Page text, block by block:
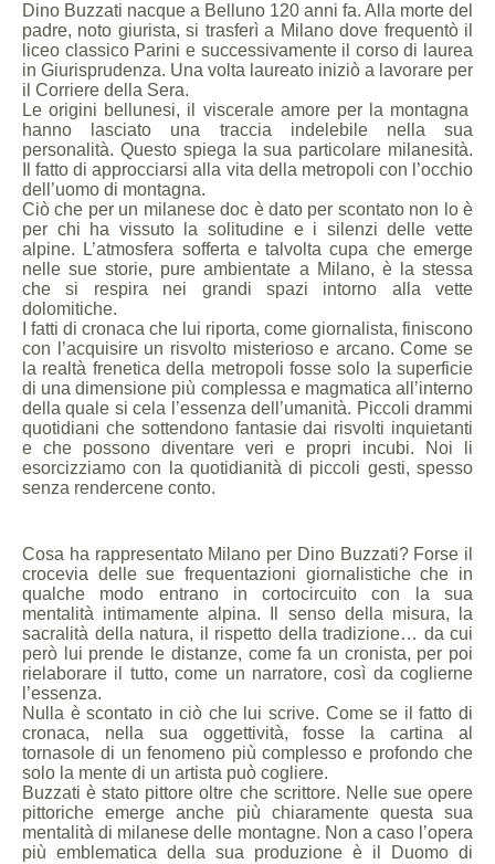
Dino Buzzati nacque a Belluno 120 anni fa. Alla morte del
padre, noto giurista, si trasferì a Milano dove frequentò il
liceo classico Parini e successivamente il corso di laurea
in Giurisprudenza. Una volta laureato iniziò a lavorare per
il Corriere della Sera.
Le origini bellunesi, il viscerale amore per la montagna
hanno lasciato una traccia indelebile nella sua
personalità. Questo spiega la sua particolare milanesità.
Il fatto di approcciarsi alla vita della metropoli con l’occhio
dell’uomo di montagna.
Ciò che per un milanese doc è dato per scontato non lo è
per chi ha vissuto la solitudine e i silenzi delle vette
alpine. L’atmosfera sofferta e talvolta cupa che emerge
nelle sue storie, pure ambientate a Milano, è la stessa
che si respira nei grandi spazi intorno alla vette
dolomitiche.
I fatti di cronaca che lui riporta, come giornalista, finiscono
con l’acquisire un risvolto misterioso e arcano. Come se
la realtà frenetica della metropoli fosse solo la superficie
di una dimensione più complessa e magmatica all’interno
della quale si cela l’essenza dell’umanità. Piccoli drammi
quotidiani che sottendono fantasie dai risvolti inquietanti
e che possono diventare veri e propri incubi. Noi li
esorcizziamo con la quotidianità di piccoli gesti, spesso
senza rendercene conto.
Cosa ha rappresentato Milano per Dino Buzzati? Forse il
crocevia delle sue frequentazioni giornalistiche che in
qualche modo entrano in cortocircuito con la sua
mentalità intimamente alpina. Il senso della misura, la
sacralità della natura, il rispetto della tradizione… da cui
però lui prende le distanze, come fa un cronista, per poi
rielaborare il tutto, come un narratore, così da coglierne
l’essenza.
Nulla è scontato in ciò che lui scrive. Come se il fatto di
cronaca, nella sua oggettività, fosse la cartina al
tornasole di un fenomeno più complesso e profondo che
solo la mente di un artista può cogliere.
Buzzati è stato pittore oltre che scrittore. Nelle sue opere
pittoriche emerge anche più chiaramente questa sua
mentalità di milanese delle montagne. Non a caso l’opera
più emblematica della sua produzione è il Duomo di